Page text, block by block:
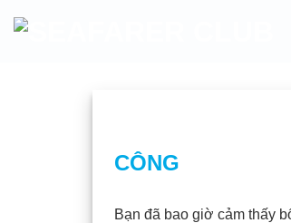
SỰ KIỆN:
CÔNG
Bạn đã bao giờ cảm thấy